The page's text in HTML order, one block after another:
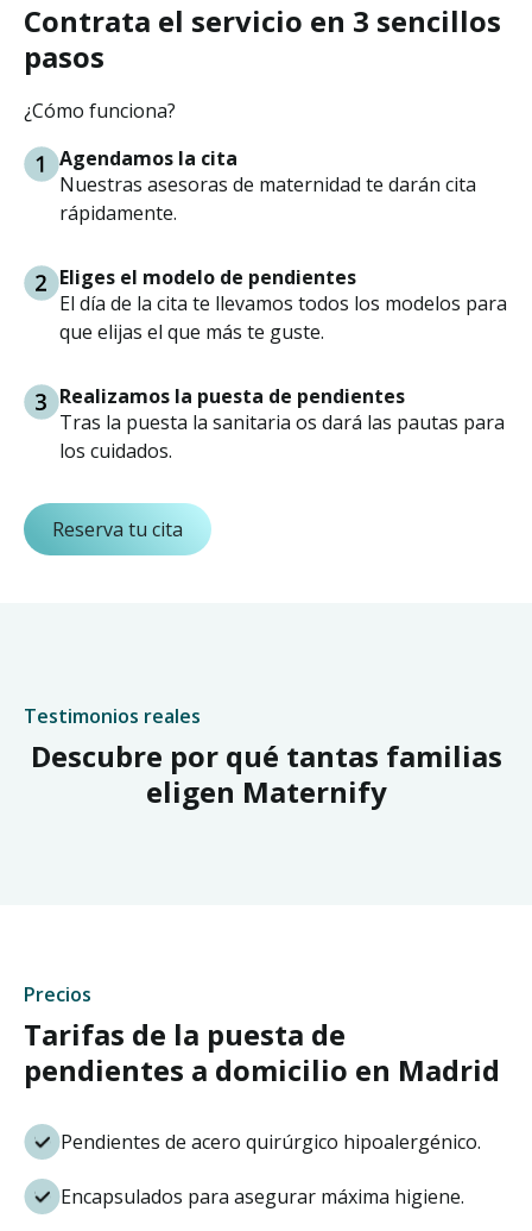
Contrata el servicio en 3 sencillos
pasos
¿Cómo funciona?
Agendamos la cita
Nuestras asesoras de maternidad te darán cita
rápidamente.
Eliges el modelo de pendientes
El día de la cita te llevamos todos los modelos para
que elijas el que más te guste.
Realizamos la puesta de pendientes
Tras la puesta la sanitaria os dará las pautas para
los cuidados.
Reserva tu cita
Testimonios reales
Descubre por qué tantas familias
eligen Maternify
Precios
Tarifas de la puesta de
pendientes a domicilio en Madrid
Pendientes de acero quirúrgico hipoalergénico.
Encapsulados para asegurar máxima higiene.